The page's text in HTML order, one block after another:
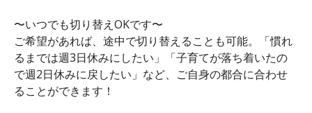
〜いつでも切り替えOKです〜
ご希望があれば、途中で切り替えることも可能。「慣れ
るまでは週3日休みにしたい」「子育てが落ち着いたの
で週2日休みに戻したい」など、ご自身の都合に合わせ
ることができます！